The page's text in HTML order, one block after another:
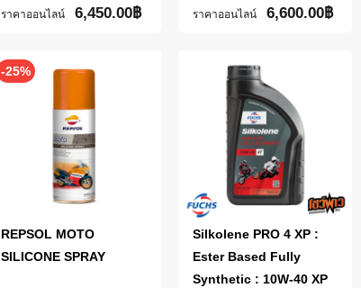
ราคาออนไลน์ 6,450.00฿ ราคาออนไลน์ 6,600.00฿
-25%
REPSOL MOTO
SILICONE SPRAY
Silkolene PRO 4 XP :
Ester Based Fully
Synthetic : 10W-40 XP